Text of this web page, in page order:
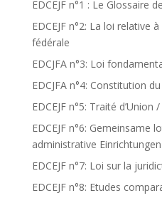
EDCEJF n°1 : Le Glossaire
EDCEJF n°2: La loi relative
fédérale
EDCJFA n°3: Loi
EDCJFA n°4: Constitution
EDCEJF n°5: Traité d’Union
EDCEJF n°6: Gemeinsame
administrative
EDCEJF n°7: Loi sur la
EDCEJF n°8: Etudes